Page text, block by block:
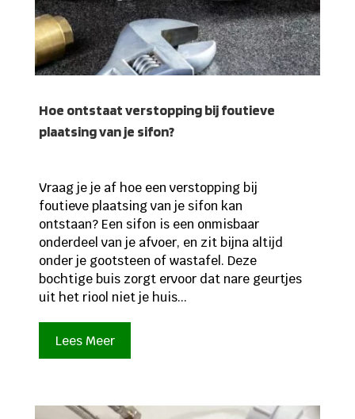
Hoe ontstaat verstopping bij foutieve
plaatsing van je sifon?
Vraag je je af hoe een verstopping bij
foutieve plaatsing van je sifon kan
ontstaan? Een sifon is een onmisbaar
onderdeel van je afvoer, en zit bijna altijd
onder je gootsteen of wastafel. Deze
bochtige buis zorgt ervoor dat nare geurtjes
uit het riool niet je huis...
Lees Meer